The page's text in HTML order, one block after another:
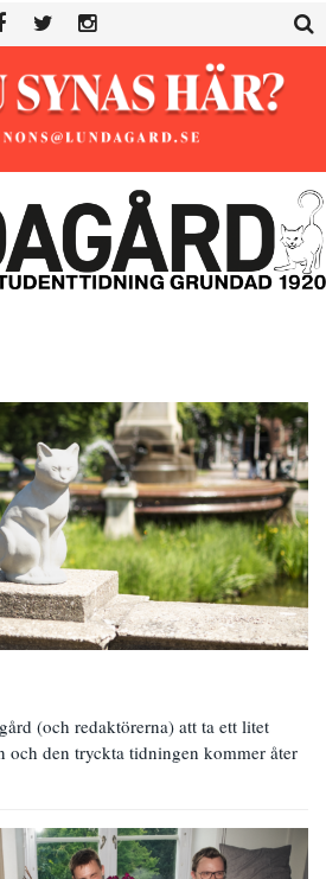
(och redaktörerna) att ta ett litet
och den tryckta tidningen kommer åter